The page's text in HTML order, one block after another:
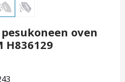
oven
H836129